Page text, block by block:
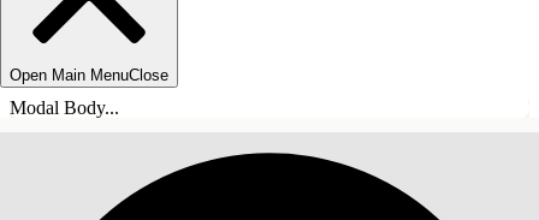
Open Main MenuClose
Modal Body...